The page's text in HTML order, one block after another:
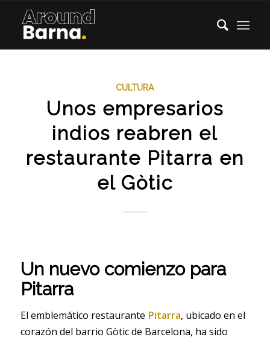
CULTURA
Unos empresarios
indios reabren el
restaurante Pitarra en
el Gòtic
Un nuevo comienzo para
Pitarra
El emblemático restaurante Pitarra, ubicado en el
corazón del barrio Gòtic de Barcelona, ha sido